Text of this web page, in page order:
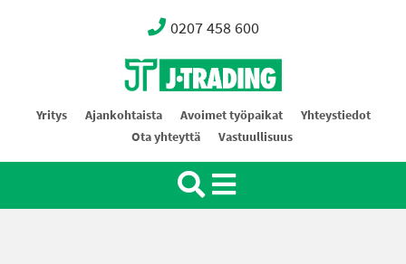
0207 458 600
Oy J-Trading Ab
Yritys Ajankohtaista Avoimet työpaikat
Yhteystiedot
Ota yhteyttä
Vastuullisuus